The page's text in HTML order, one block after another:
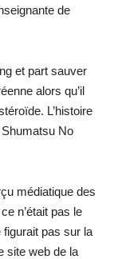
de
et part sauver
alors qu’il
L’histoire
No
médiatique des
n’était pas le
pas sur la
site web de la